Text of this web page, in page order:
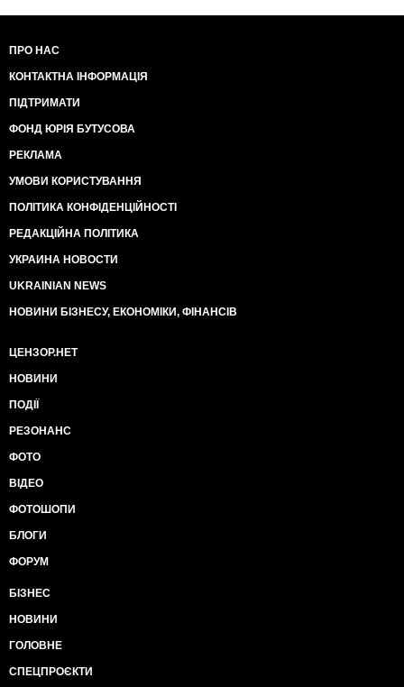
ПРО НАС
КОНТАКТНА ІНФОРМАЦІЯ
ПІДТРИМАТИ
ФОНД ЮРІЯ БУТУСОВА
РЕКЛАМА
УМОВИ КОРИСТУВАННЯ
ПОЛІТИКА КОНФІДЕНЦІЙНОСТІ
РЕДАКЦІЙНА ПОЛІТИКА
УКРАИНА НОВОСТИ
UKRAINIAN NEWS
НОВИНИ БІЗНЕСУ, ЕКОНОМІКИ, ФІНАНСІВ
ЦЕНЗОР.НЕТ
НОВИНИ
ПОДІЇ
РЕЗОНАНС
ФОТО
ВІДЕО
ФОТОШОПИ
БЛОГИ
ФОРУМ
БІЗНЕС
НОВИНИ
ГОЛОВНЕ
СПЕЦПРОЄКТИ